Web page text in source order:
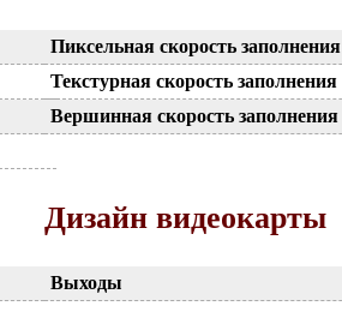
Пиксельная скорость заполнения
Текстурная скорость заполнения
Вершинная скорость заполнения
Дизайн видеокарты
Выходы